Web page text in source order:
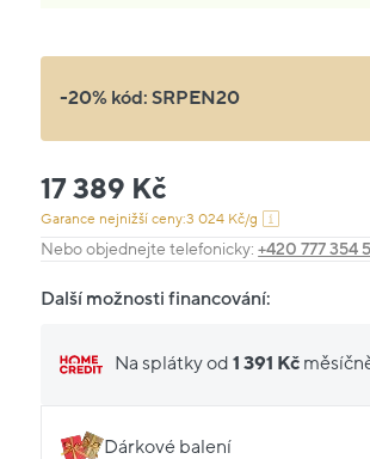
-20% kód:SRPEN20
17 389 Kč
Garance nejnižší ceny:3 024 Kč/g
Nebo objednejte telefonicky:+420 777 354
Další možnosti financování:
Na splátky od1 391 Kč
Dárkové balení